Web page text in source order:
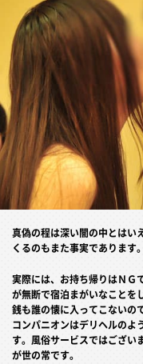
真偽の程は深い闇の中とはい
くるのもまた事実であります。
実際には、お持ち帰りはＮＧ
が無断で宿泊まがいなことを
銭も誰の懐に入ってこないの
コンパニオンはデリヘルのよ
す。風俗サービスではござい
が世の常です。